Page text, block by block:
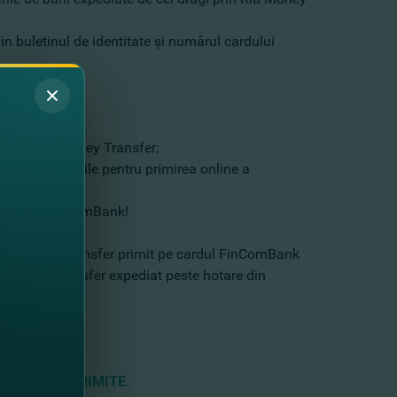
buletinul de identitate şi numărul cardului
Ria Money Transfer;
şi sfaturi utile pentru primirea online a
FinComBank!
al treilea transfer primit pe cardul FinComBank
fiece transfer expediat peste hotare din
PRIMITE.